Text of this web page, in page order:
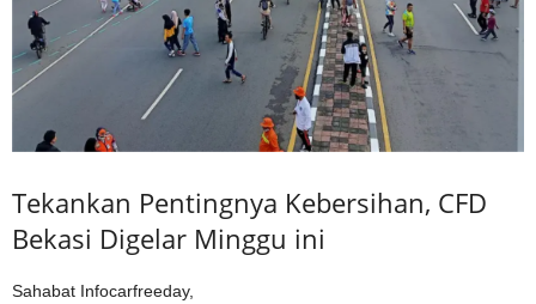
Tekankan Pentingnya Kebersihan, CFD
Bekasi Digelar Minggu ini
Sahabat Infocarfreeday,